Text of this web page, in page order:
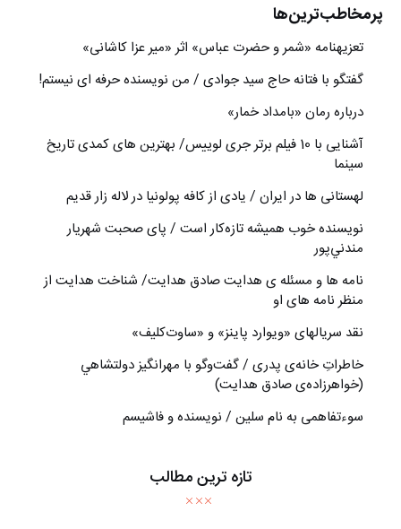
پرمخاطب‌ترین‌ها
تعزیه‎نامه‏ «شمر و حضرت عباس» اثر «میر عزا کاشانی»
گفتگو با فتانه حاج سید جوادی / من نویسنده حرفه ای نیستم!
درباره رمان «بامداد خمار»
آشنایی با 10 فیلم برتر جری لوییس/ بهترین های کمدی تاریخ
سینما
لهستانی ها در ایران / یادی از کافه پولونیا در لاله زار قدیم
نويسنده خوب هميشه تازه‌كار است / پای صحبت شهريار
مندني‌پور
نامه ها و مسئله ی هدایت صادق هدایت/ شناخت هدایت از
منظر نامه های او
نقد سریالهای «ویوارد پاینز» و «ساوت‌کلیف»
خاطراتِ خانه‌ی پدری / گفت‌وگو با مهرانگيز دولتشاهي
(خواهرزاده‌ی صادق هدايت)
سوءتفاهمی به نام سلین / نویسنده و فاشیسم
تازه ترین مطالب